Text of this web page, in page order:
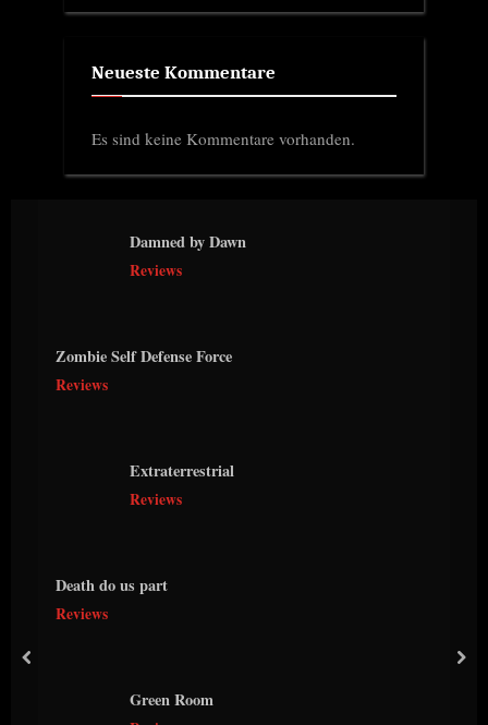
Neueste Kommentare
Es sind keine Kommentare vorhanden.
Damned by Dawn
Reviews
Zombie Self Defense Force
Reviews
Extraterrestrial
Reviews
Death do us part
Reviews
Green Room
prev